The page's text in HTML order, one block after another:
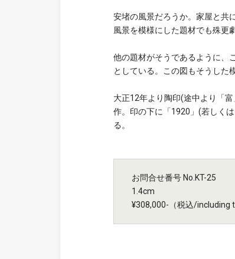
安堵の風景だろうか。家屋と共
風景を模様にした題材でも殊更
他の題材がそうであるように、
としている。この図もそうした
大正12年より陶印(途中より「
作。印の下に「1920」(若しく
る。
お問合せ番号 No.KT-25
1.4cm
¥308,000-（税込/including